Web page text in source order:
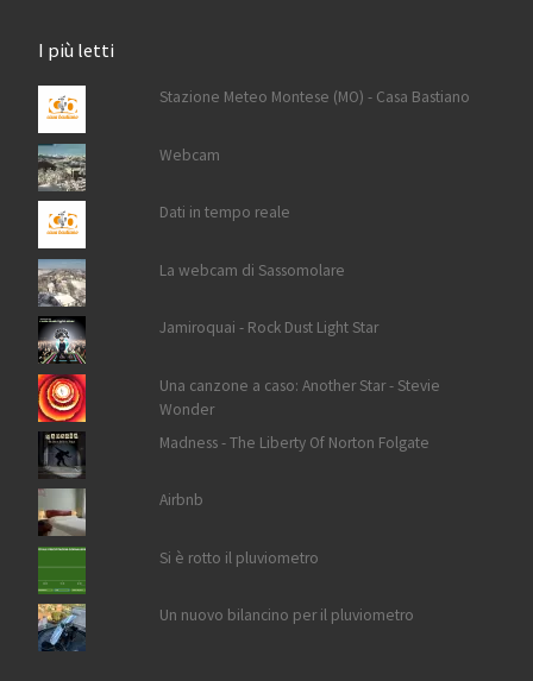
I più letti
Stazione Meteo Montese (MO) - Casa Bastiano
Webcam
Dati in tempo reale
La webcam di Sassomolare
Jamiroquai - Rock Dust Light Star
Una canzone a caso: Another Star - Stevie
Wonder
Madness - The Liberty Of Norton Folgate
Airbnb
Si è rotto il pluviometro
Un nuovo bilancino per il pluviometro